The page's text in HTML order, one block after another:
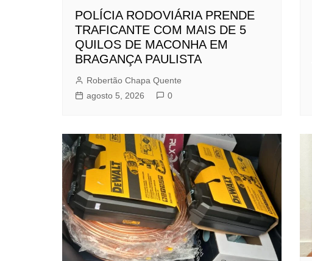
POLÍCIA RODOVIÁRIA PRENDE
TRAFICANTE COM MAIS DE 5
QUILOS DE MACONHA EM
BRAGANÇA PAULISTA
Robertão Chapa Quente
agosto 5, 2026
0